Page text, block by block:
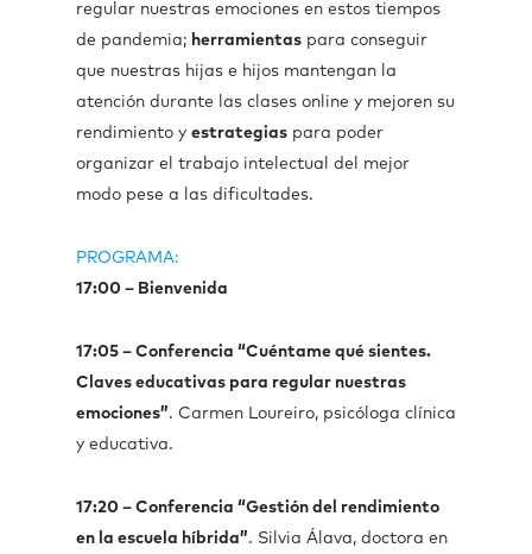
regular nuestras emociones en estos tiempos
de pandemia; herramientas para conseguir
que nuestras hijas e hijos mantengan la
atención durante las clases online y mejoren su
rendimiento y estrategias para poder
organizar el trabajo intelectual del mejor
modo pese a las dificultades.
PROGRAMA:
17:00 – Bienvenida
17:05 – Conferencia “Cuéntame qué sientes.
Claves educativas para regular nuestras
emociones”. Carmen Loureiro, psicóloga clínica
y educativa.
17:20 – Conferencia “Gestión del rendimiento
en la escuela híbrida”. Silvia Álava, doctora en